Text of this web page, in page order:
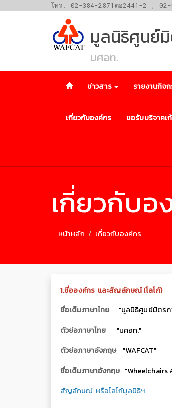
โทร. 02-384-2871ต่อ2441-2 , 02-
มูลนิธิศูนย์มิ
มศอท.
ข่าวสาร รายงานกิจ
เกี่ยวกับองค์กร ขอรับบริจาคเ
เกี่ยวกับอ
หน้าหลัก เกี่ยวกับองค์กร
1.ชื่อองค์กร และสัญลักษณ์ (โลโก้)
ชื่อเต็มภาษาไทย
"มูลนิธิศูนย์มิตรภ
ตัวย่อภาษาไทย
"มศอท."
ตัวย่อภาษาอังกฤษ
"WAFCAT"
ชื่อเต็มภาษาอังกฤษ "Wheelchairs
สัญลักษณ์ หรือโลโก้มูลนิธิฯ